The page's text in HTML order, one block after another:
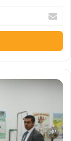
بريدك
الإلكتروني
وزير
المجمع
الصناعي
والمدرسة